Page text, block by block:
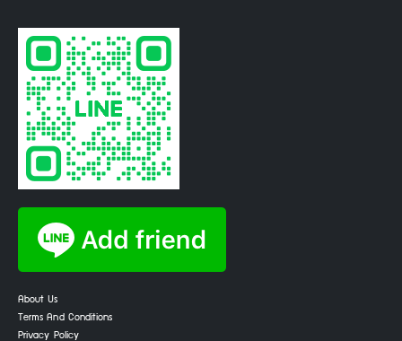
About Us
Terms And Conditions
Privacy Policy